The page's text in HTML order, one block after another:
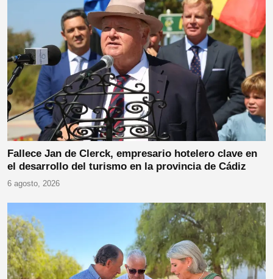
Fallece Jan de Clerck, empresario hotelero clave en
el desarrollo del turismo en la provincia de Cádiz
6 agosto, 2026